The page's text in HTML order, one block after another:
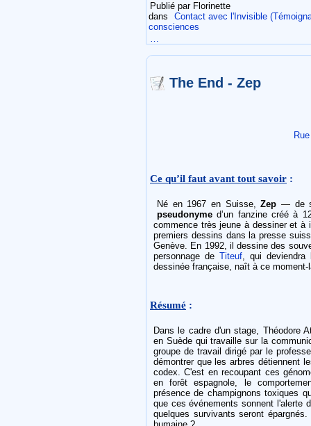
Publié par Florinette
dans
Contact avec l'Invisible
consciences
…
The End - Zep
Ce qu’il faut avant tout savoir :
Né en 1967 en Suisse,Zep — de
pseudonyme d’un fanzine créé à
commence très jeune à dessiner et
premiers dessins dans la presse
Genève. En 1992, il dessine des
personnage de Titeuf, qui deviendra
dessinée française, naît à ce moment-
Résumé :
Dans le cadre d'un stage, Théodore
en Suède qui travaille sur la
groupe de travail dirigé par le
démontrer que les arbres détiennent
codex. C'est en recoupant ces
en forêt espagnole, le
présence de champignons toxiques
que ces événements sonnent l'alerte
quelques survivants seront